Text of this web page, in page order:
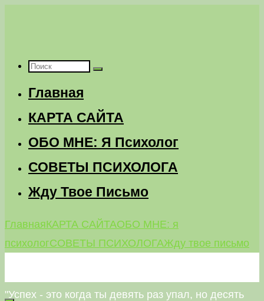
Что
искать:
Главная
КАРТА САЙТА
ОБО МНЕ: Я Психолог
СОВЕТЫ ПСИХОЛОГА
Жду Твое Письмо
ГлавнаяКАРТА САЙТАОБО МНЕ: я
психологСОВЕТЫ ПСИХОЛОГАЖду твое письмо
"Успех - это когда ты девять раз упал, но десять